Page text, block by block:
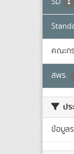
1
คณะก
สพร.
ป
ข้อมูล